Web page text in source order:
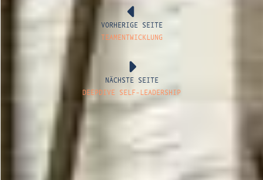
VORHERIGE SEITE
TEAMENTWICKLUNG
NÄCHSTE SEITE
DEEPDIVE SELF-LEADERSHIP